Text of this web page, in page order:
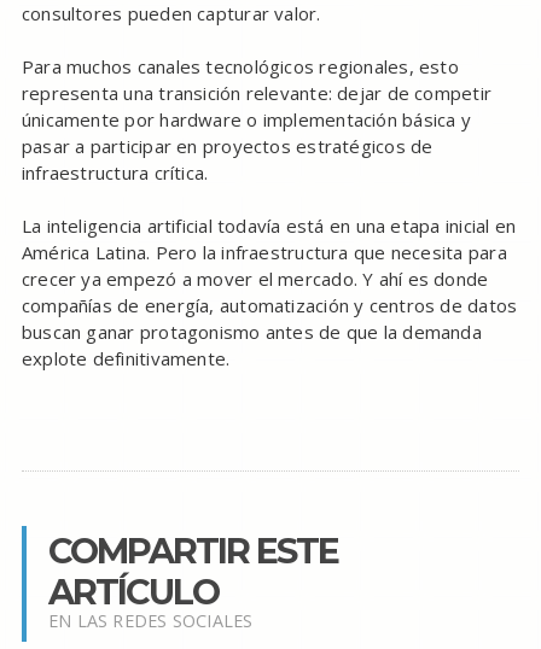
consultores pueden capturar valor.
Para muchos canales tecnológicos regionales, esto
representa una transición relevante: dejar de competir
únicamente por hardware o implementación básica y
pasar a participar en proyectos estratégicos de
infraestructura crítica.
La inteligencia artificial todavía está en una etapa inicial en
América Latina. Pero la infraestructura que necesita para
crecer ya empezó a mover el mercado. Y ahí es donde
compañías de energía, automatización y centros de datos
buscan ganar protagonismo antes de que la demanda
explote definitivamente.
COMPARTIR ESTE
ARTÍCULO
EN LAS REDES SOCIALES